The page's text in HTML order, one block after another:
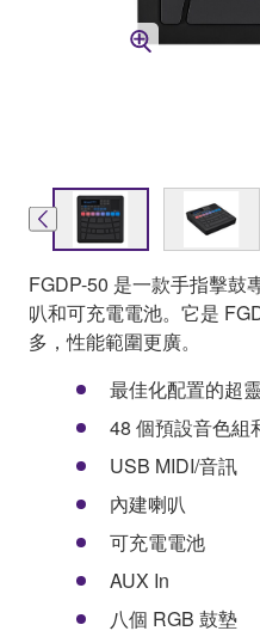
FGDP-50 是一款手指擊鼓
叭和可充電電池。它是
多，性能範圍更廣。
最佳化配置的超
48 個預設音色組
USB MIDI/音訊
內建喇叭
可充電電池
AUX In
八個 RGB 鼓墊